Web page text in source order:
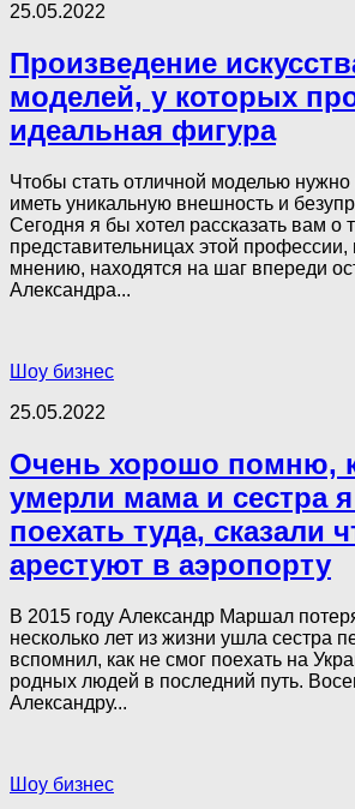
25.05.2022
Произведение
моделей, у которых
идеальная фигура
Чтобы стать отличной моделью нужно
иметь уникальную внешность и
Сегодня я бы хотел рассказать вам о
представительницах этой
мнению, находятся на шаг впереди
Александра...
Шоу бизнес
25.05.2022
Очень хорошо помню,
умерли мама и сестра
поехать туда, сказали
арестуют в аэропорту
В 2015 году Александр Маршал
несколько лет из жизни ушла сестра
вспомнил, как не смог поехать на
родных людей в последний путь.
Александру...
Шоу бизнес